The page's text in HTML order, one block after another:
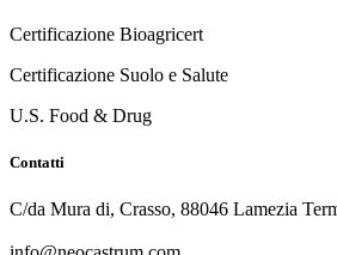
Certificazione Bioagricert
Certificazione Suolo e Salute
U.S. Food & Drug
Contatti
C/da Mura di, Crasso, 88046 Lamezia